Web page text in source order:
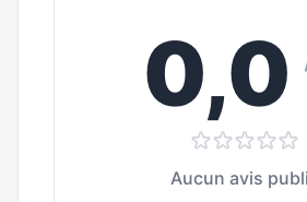
0,0
Aucun avis